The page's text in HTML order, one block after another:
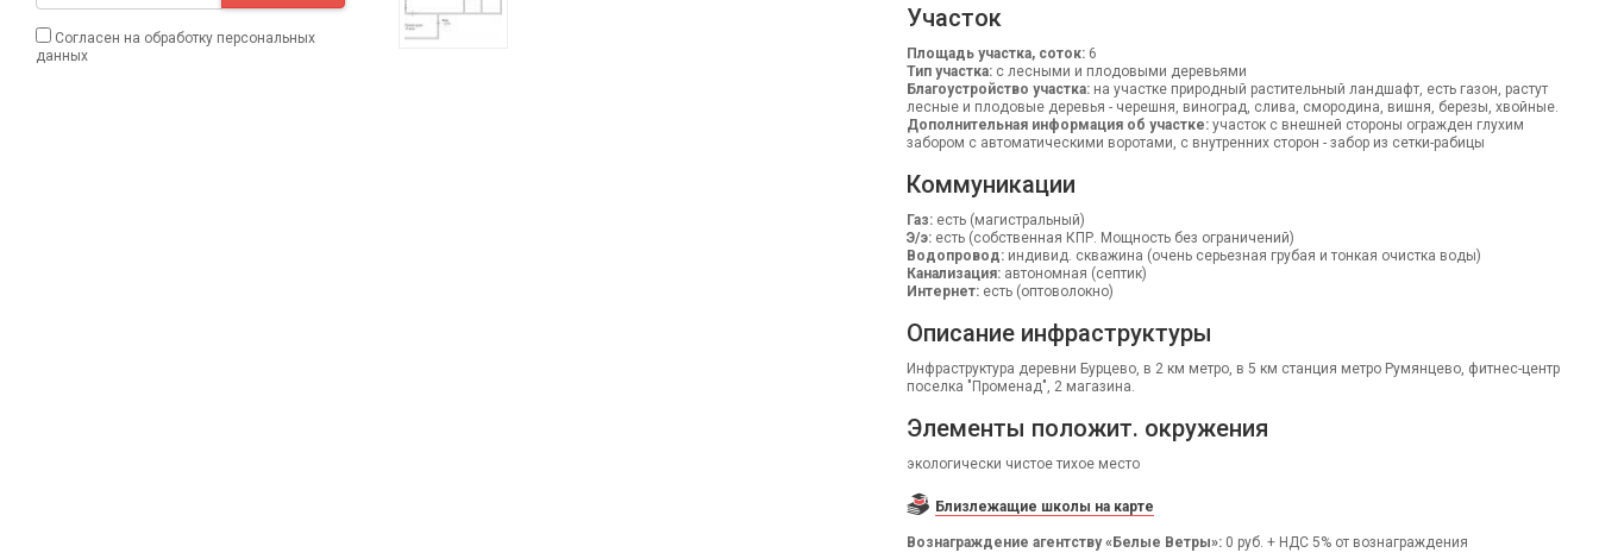
Согласен на обработку персональных
данных
Участок
Площадь участка, соток:6
Тип участка:с лесными и плодовыми деревьями
Благоустройство участка:на участке природный растительный ландшафт, есть газон, растут
лесные и плодовые деревья - черешня, виноград, слива, смородина, вишня, березы, хвойные.
Дополнительная информация об участке:участок с внешней стороны огражден глухим
забором с автоматическими воротами, с внутренних сторон - забор из сетки-рабицы
Коммуникации
Газ:есть (магистральный)
Э/э:есть (собственная КПР. Мощность без ограничений)
Водопровод:индивид. скважина (очень серьезная грубая и тонкая очистка воды)
Канализация:автономная (септик)
Интернет:есть (оптоволокно)
Описание инфраструктуры
Инфраструктура деревни Бурцево, в 2 км метро, в 5 км станция метро Румянцево, фитнес-центр
поселка "Променад", 2 магазина.
Элементы положит. окружения
экологически чистое тихое место
Близлежащие школы на карте
Вознаграждение агентству «Белые Ветры»:0 руб. + НДС 5% от вознаграждения